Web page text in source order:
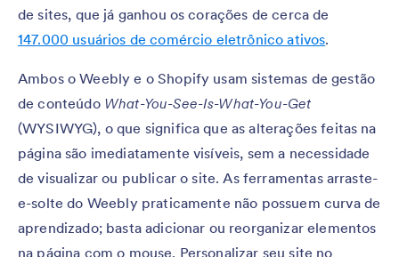
de sites, que já ganhou os corações de cerca de
147.000 usuários de comércio eletrônico ativos.
Ambos o Weebly e o Shopify usam sistemas de gestão
de conteúdo What-You-See-Is-What-You-Get
(WYSIWYG), o que significa que as alterações feitas na
página são imediatamente visíveis, sem a necessidade
de visualizar ou publicar o site. As ferramentas arraste-
e-solte do Weebly praticamente não possuem curva de
aprendizado; basta adicionar ou reorganizar elementos
na página com o mouse. Personalizar seu site no